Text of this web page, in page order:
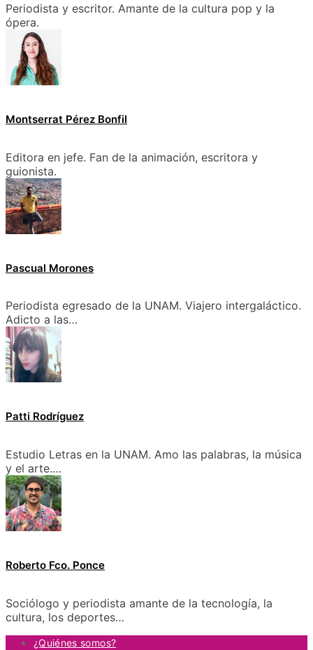
Periodista y escritor. Amante de la cultura pop y la
ópera.
Montserrat Pérez Bonfil
Editora en jefe. Fan de la animación, escritora y
guionista.
Pascual Morones
Periodista egresado de la UNAM. Viajero intergaláctico.
Adicto a las…
Patti Rodríguez
Estudio Letras en la UNAM. Amo las palabras, la música
y el arte.…
Roberto Fco. Ponce
Sociólogo y periodista amante de la tecnología, la
cultura, los deportes…
¿Quiénes somos?